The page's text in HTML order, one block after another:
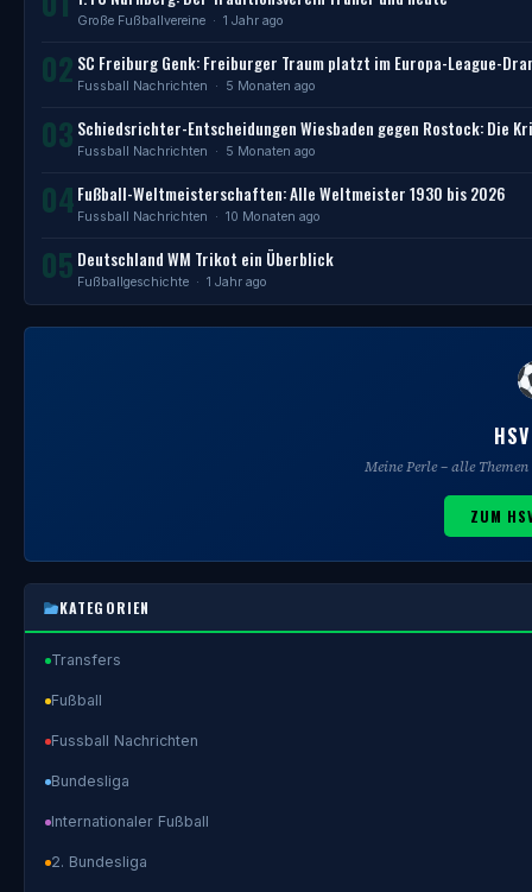
Große Fußballvereine · 1 Jahr ago
02 SC Freiburg Genk: Freiburger Traum platzt im Europa-League-
Fussball Nachrichten · 5 Monaten ago
03 Schiedsrichter-Entscheidungen Wiesbaden gegen Rostock: Die
Fussball Nachrichten · 5 Monaten ago
04 Fußball-Weltmeisterschaften: Alle Weltmeister 1930 bis 2026
Fussball Nachrichten · 10 Monaten ago
05 Deutschland WM Trikot ein Überblick
Fußballgeschichte · 1 Jahr ago
Meine Perle – alle
ZUM
KATEGORIEN
Transfers
Fußball
Fussball Nachrichten
Bundesliga
Internationaler Fußball
2. Bundesliga